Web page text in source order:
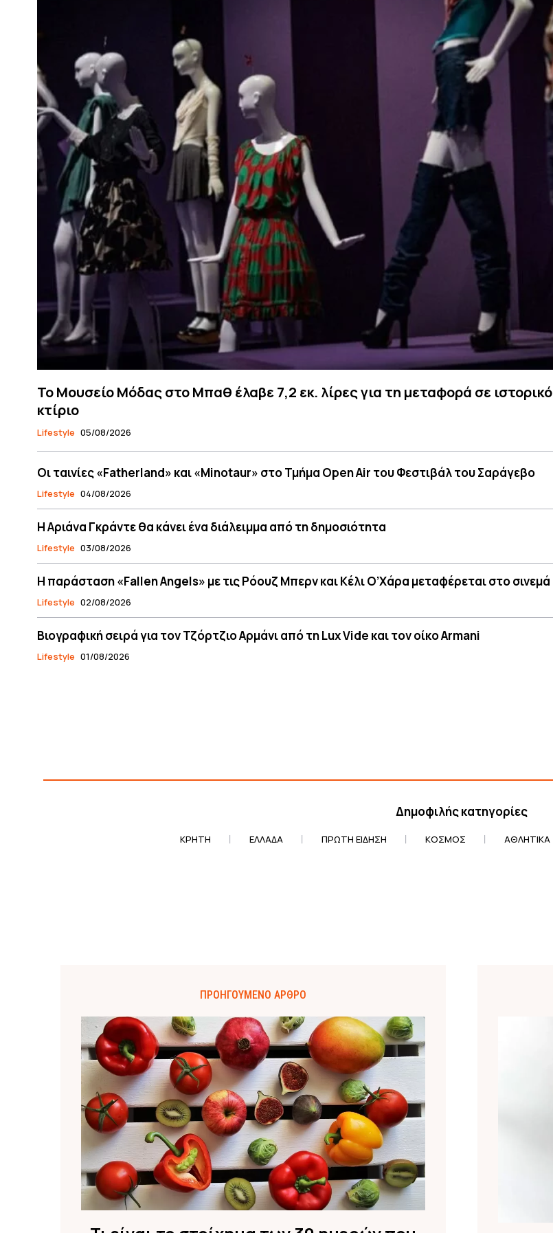
Το Μουσείο Μόδας στο Μπαθ έλαβε 7,2 εκ. λίρες για τη μεταφορά σε ιστορικό
κτίριο
Lifestyle 05/08/2026
Οι ταινίες «Fatherland» και «Minotaur» στο Τμήμα Open Air του Φεστιβάλ του Σαράγεβο
Lifestyle 04/08/2026
Η Αριάνα Γκράντε θα κάνει ένα διάλειμμα από τη δημοσιότητα
Lifestyle 03/08/2026
Η παράσταση «Fallen Angels» με τις Ρόουζ Μπερν και Κέλι Ο’Χάρα μεταφέρεται στο σινεμά
Lifestyle 02/08/2026
Βιογραφική σειρά για τον Τζόρτζιο Αρμάνι από τη Lux Vide και τον οίκο Armani
Lifestyle 01/08/2026
Δημοφιλής κατηγορίες
ΚΡΗΤΗ ΕΛΛΆΔΑ ΠΡΏΤΗ ΕΊΔΗΣΗ ΚΌΣΜΟΣ ΑΘΛΗΤΙΚΆ
ΠΡΟΗΓΟΎΜΕΝΟ ΆΡΘΡΟ